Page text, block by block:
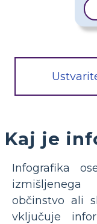
Kaj je
Infografika
občinstvo ali
vključuje